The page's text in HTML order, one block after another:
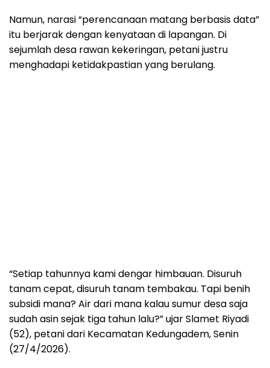
Namun, narasi “perencanaan matang berbasis data”
itu berjarak dengan kenyataan di lapangan. Di
sejumlah desa rawan kekeringan, petani justru
menghadapi ketidakpastian yang berulang.
“Setiap tahunnya kami dengar himbauan. Disuruh
tanam cepat, disuruh tanam tembakau. Tapi benih
subsidi mana? Air dari mana kalau sumur desa saja
sudah asin sejak tiga tahun lalu?” ujar Slamet Riyadi
(52), petani dari Kecamatan Kedungadem, Senin
(27/4/2026).